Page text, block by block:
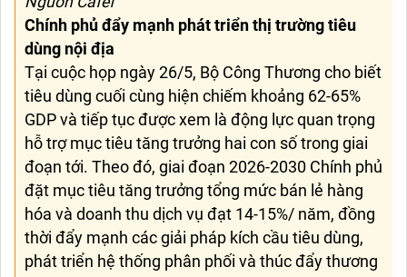
Chính phủ đẩy mạnh phát triển thị trường tiêu
dùng nội địa
Tại cuộc họp ngày 26/5, Bộ Công Thương cho biết
tiêu dùng cuối cùng hiện chiếm khoảng 62-65%
GDP và tiếp tục được xem là động lực quan trọng
hỗ trợ mục tiêu tăng trưởng hai con số trong giai
đoạn tới. Theo đó, giai đoạn 2026-2030 Chính phủ
đặt mục tiêu tăng trưởng tổng mức bán lẻ hàng
hóa và doanh thu dịch vụ đạt 14-15%/ năm, đồng
thời đẩy mạnh các giải pháp kích cầu tiêu dùng,
phát triển hệ thống phân phối và thúc đẩy thương